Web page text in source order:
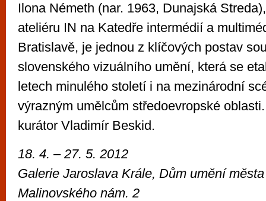
Ilona Németh (nar. 1963, Dunajská
ateliéru IN na Katedře intermédií a
Bratislavě, je jednou z klíčových postav
slovenského vizuálního umění, která se
letech minulého století i na mezinárodní
výrazným umělcům středoevropské
kurátor Vladimír Beskid.
18. 4. – 27. 5. 2012
Galerie Jaroslava Krále, Dům umění
Malinovského nám. 2